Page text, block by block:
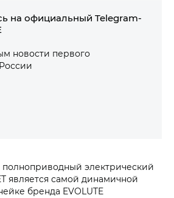
на официальный Telegram-
новости первого
электрический
является самой динамичной
бренда EVOLUTE